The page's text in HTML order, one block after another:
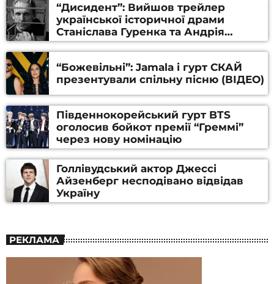
“Дисидент”: Вийшов трейлер
української історичної драми
Станіслава Гуренка та Андрія
Алфьорова (ВІДЕО)
“Божевільні”: Jamala і гурт СКАЙ
презентували спільну пісню (ВІДЕО)
Південнокорейський гурт BTS
оголосив бойкот премії “Греммі”
через нову номінацію
Голлівудський актор Джессі
Айзенберг несподівано відвідав
Україну
РЕКЛАМА